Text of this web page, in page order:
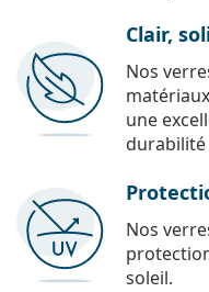
Clair,
Nos
une
Nos
soleil.